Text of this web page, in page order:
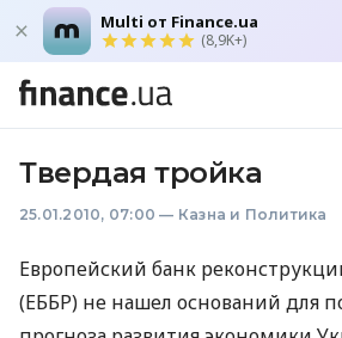
Multi от Finance.ua
(8,9K+)
Твердая тройка
25.01.2010, 07:00 — Казна и Политика
Европейский банк
(ЕББР) не нашел оснований для